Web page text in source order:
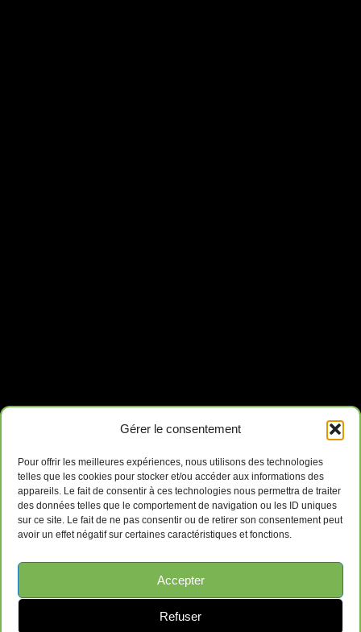
Gérer le consentement
Pour offrir les meilleures expériences, nous utilisons des technologies
telles que les cookies pour stocker et/ou accéder aux informations des
appareils. Le fait de consentir à ces technologies nous permettra de traiter
des données telles que le comportement de navigation ou les ID uniques
sur ce site. Le fait de ne pas consentir ou de retirer son consentement peut
avoir un effet négatif sur certaines caractéristiques et fonctions.
Accepter
Refuser